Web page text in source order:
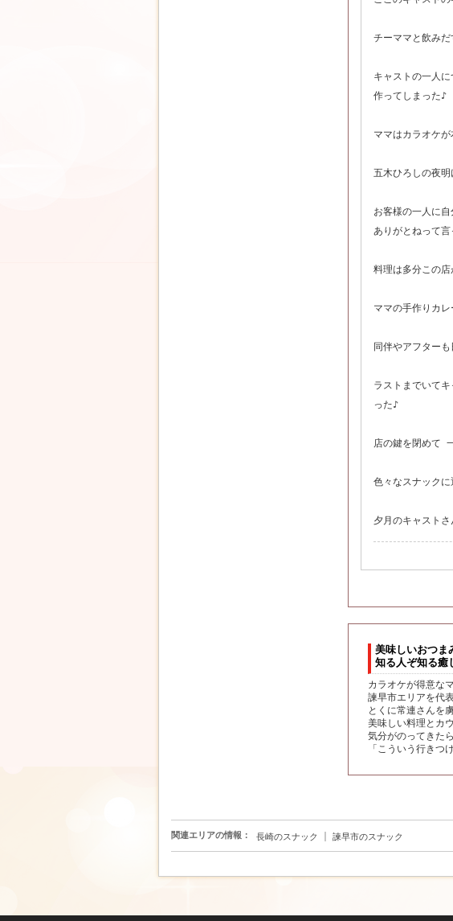
チーママと飲み
キャストの一人
作ってしまった♪
ママはカラオケ
五木ひろしの夜
お客様の一人に
ありがとねって
料理は多分この
ママの手作りカ
同伴やアフター
ラストまでいて
った♪
店の鍵を閉めて
色々なスナックに
夕月のキャスト
美味しいおつま
知る人ぞ知る癒
カラオケが得意な
諫早市エリアを代
とくに常連さんを
美味しい料理とカ
気分がのってきた
「こういう行きつ
関連エリアの情報： 長崎のスナック 諫早市のスナック